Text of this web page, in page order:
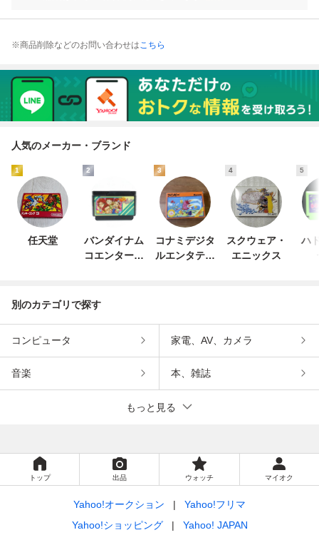
※商品削除などのお問い合わせはこちら
人気のメーカー・ブランド
1
任天堂
2
バンダイナム
コエンターテ
3
コナミデジタ
ルエンタテイ
4
スクウェア・
エニックス
5
ハ
別のカテゴリで探す
コンピュータ 家電、AV、カメラ
音楽 本、雑誌
もっと見る
トップ 出品 ウォッチ マイオク
Yahoo!オークション
Yahoo!フリマ
Yahoo!ショッピング
Yahoo! JAPAN